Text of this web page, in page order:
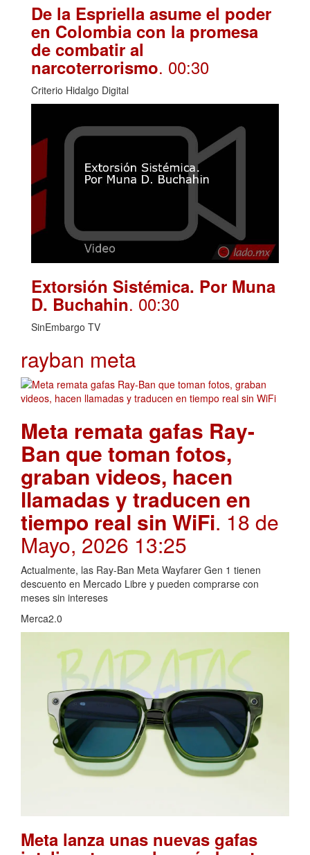
De la Espriella asume el poder
en Colombia con la promesa
de combatir al
narcoterrorismo. 00:30
Criterio Hidalgo Digital
Extorsión Sistémica. Por Muna
D. Buchahin. 00:30
SinEmbargo TV
rayban meta
Meta remata gafas Ray-
Ban que toman fotos,
graban videos, hacen
llamadas y traducen en
tiempo real sin WiFi. 18 de
Mayo, 2026 13:25
Actualmente, las Ray-Ban Meta Wayfarer Gen 1 tienen
descuento en Mercado Libre y pueden comprarse con
meses sin intereses
Merca2.0
Meta lanza unas nuevas gafas